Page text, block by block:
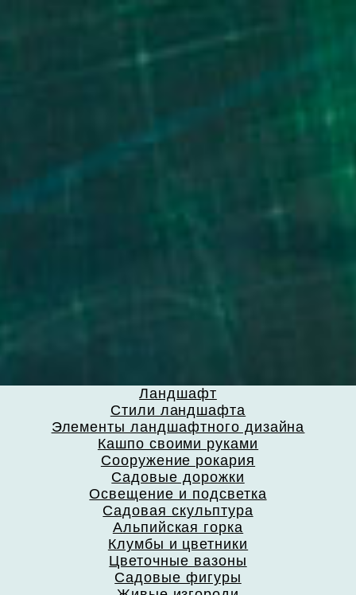
Ландшафт
Стили ландшафта
Элементы ландшафтного дизайна
Кашпо своими руками
Сооружение рокария
Садовые дорожки
Освещение и подсветка
Садовая скульптура
Альпийская горка
Клумбы и цветники
Цветочные вазоны
Садовые фигуры